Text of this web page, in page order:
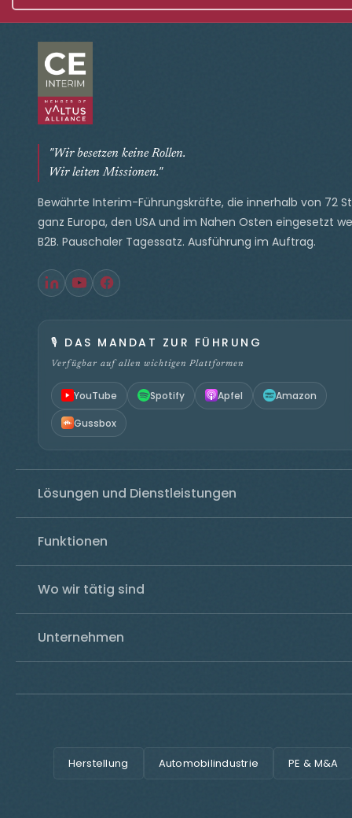
"Wir besetzen keine Rollen.
Wir leiten Missionen."
Bewährte Interim-Führungskräfte, die innerhalb von 72
ganz Europa, den USA und im Nahen Osten eingesetzt
B2B. Pauschaler Tagessatz. Ausführung im Auftrag.
🎙️ DAS MANDAT ZUR FÜHRUNG
Verfügbar auf allen wichtigen Plattformen
YouTube Spotify Apfel Amazon
Gussbox
Lösungen und Dienstleistungen
Funktionen
Wo wir tätig sind
Unternehmen
Herstellung Automobilindustrie PE & M&A